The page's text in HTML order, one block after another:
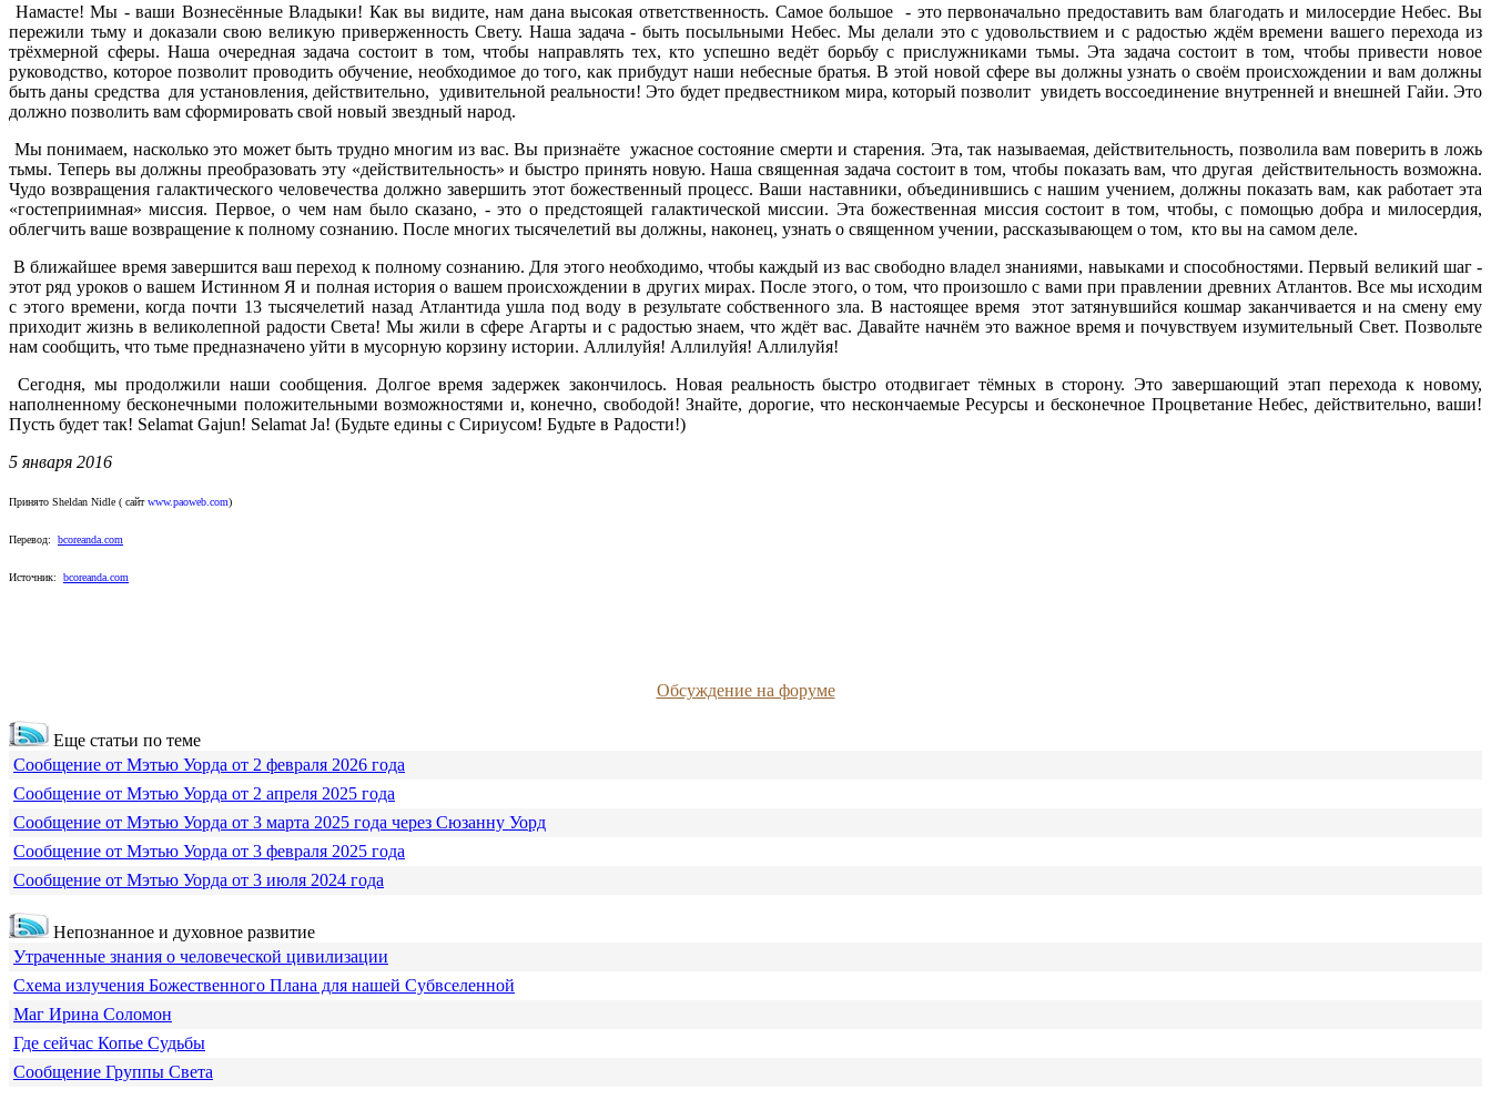
Намасте! Мы - ваши Вознесённые Владыки! Как вы видите, нам дана высокая ответственность. Самое большое - это первоначально предоставить вам благодать и милосердие Небес. Вы
пережили тьму и доказали свою великую приверженность Свету. Наша задача - быть посыльными Небес. Мы делали это с удовольствием и с радостью ждём времени вашего перехода из
трёхмерной сферы. Наша очередная задача состоит в том, чтобы направлять тех, кто успешно ведёт борьбу с прислужниками тьмы. Эта задача состоит в том, чтобы привести новое
руководство, которое позволит проводить обучение, необходимое до того, как прибудут наши небесные братья. В этой новой сфере вы должны узнать о своём происхождении и вам должны
быть даны средства для установления, действительно, удивительной реальности! Это будет предвестником мира, который позволит увидеть воссоединение внутренней и внешней Гайи. Это
должно позволить вам сформировать свой новый звездный народ.
Мы понимаем, насколько это может быть трудно многим из вас. Вы признаёте ужасное состояние смерти и старения. Эта, так называемая, действительность, позволила вам поверить в ложь
тьмы. Теперь вы должны преобразовать эту «действительность» и быстро принять новую. Наша священная задача состоит в том, чтобы показать вам, что другая действительность возможна.
Чудо возвращения галактического человечества должно завершить этот божественный процесс. Ваши наставники, объединившись с нашим учением, должны показать вам, как работает эта
«гостеприимная» миссия. Первое, о чем нам было сказано, - это о предстоящей галактической миссии. Эта божественная миссия состоит в том, чтобы, с помощью добра и милосердия,
облегчить ваше возвращение к полному сознанию. После многих тысячелетий вы должны, наконец, узнать о священном учении, рассказывающем о том, кто вы на самом деле.
В ближайшее время завершится ваш переход к полному сознанию. Для этого необходимо, чтобы каждый из вас свободно владел знаниями, навыками и способностями. Первый великий шаг -
этот ряд уроков о вашем Истинном Я и полная история о вашем происхождении в других мирах. После этого, о том, что произошло с вами при правлении древних Атлантов. Все мы исходим
с этого времени, когда почти 13 тысячелетий назад Атлантида ушла под воду в результате собственного зла. В настоящее время этот затянувшийся кошмар заканчивается и на смену ему
приходит жизнь в великолепной радости Света! Мы жили в сфере Агарты и с радостью знаем, что ждёт вас. Давайте начнём это важное время и почувствуем изумительный Свет. Позвольте
нам сообщить, что тьме предназначено уйти в мусорную корзину истории. Аллилуйя! Аллилуйя! Аллилуйя!
Сегодня, мы продолжили наши сообщения. Долгое время задержек закончилось. Новая реальность быстро отодвигает тёмных в сторону. Это завершающий этап перехода к новому,
наполненному бесконечными положительными возможностями и, конечно, свободой! Знайте, дорогие, что нескончаемые Ресурсы и бесконечное Процветание Небес, действительно, ваши!
Пусть будет так! Selamat Gajun! Selamat Ja! (Будьте едины с Сириусом! Будьте в Радости!)
5 января 2016
Принято Sheldan Nidle ( сайтwww.paoweb.com)
Перевод: bcoreanda.com
Источник: bcoreanda.com
Обсуждение на форуме
Еще статьи по теме
Сообщение от Мэтью Уорда от 2 февраля 2026 года
Сообщение от Мэтью Уорда от 2 апреля 2025 года
Сообщение от Мэтью Уорда от 3 марта 2025 года через Сюзанну Уорд
Сообщение от Мэтью Уорда от 3 февраля 2025 года
Сообщение от Мэтью Уорда от 3 июля 2024 года
Непознанное и духовное развитие
Утраченные знания о человеческой цивилизации
Схема излучения Божественного Плана для нашей Субвселенной
Маг Ирина Соломон
Где сейчас Копье Судьбы
Сообщение Группы Света